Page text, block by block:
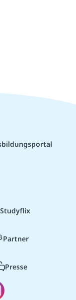
Partner
Presse